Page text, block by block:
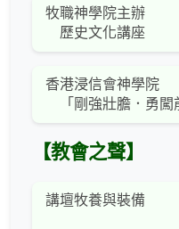
牧職神學院主辦
歷史文化講座
香港浸信會神學院
「剛強壯膽．勇闖
【教會之聲】
講壇牧養與裝備